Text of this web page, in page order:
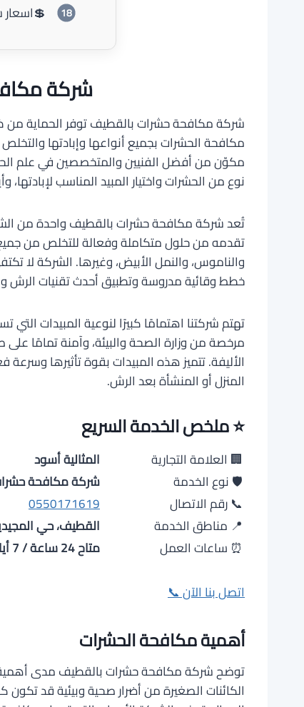
شركة
شركة مكافحة حشرات بالقطيف توفر الحماية من
مكافحة الحشرات بجميع أنواعها وإبادتها
مكوّن من أفضل الفنيين والمتخصصين في علم
نوع من الحشرات واختيار المبيد المناسب
تُعد شركة مكافحة حشرات بالقطيف واحدة من
تقدمه من حلول متكاملة وفعالة للتخلص من جميع
والناموس، والنمل الأبيض، وغيرها. الشركة لا
خطط وقائية مدروسة وتطبيق أحدث تقنيات الرش
تهتم شركتنا اهتمامًا كبيرًا لنوعية المبيدات
مرخصة من وزارة الصحة والبيئة، وآمنة تمامًا
الأليفة. تتميز هذه المبيدات بقوة تأثيرها
المنزل أو المنشأة بعد الرش.
⭐ ملخص الخدمة السريع
🏢 العلامة التجارية
المثالية أسود
🛡️ نوع الخدمة
شركة مكافحة
📞 رقم الاتصال
0550171619
📍 مناطق الخدمة
القطيف، حي
⏰ ساعات العمل
متاح 24 ساعة / 7 أيام أسبوعياً
اتصل بنا الآن 📞
أهمية مكافحة الحشرات
توضح شركة مكافحة حشرات بالقطيف مدى أهمية
الكائنات الصغيرة من أضرار صحية وبيئية قد